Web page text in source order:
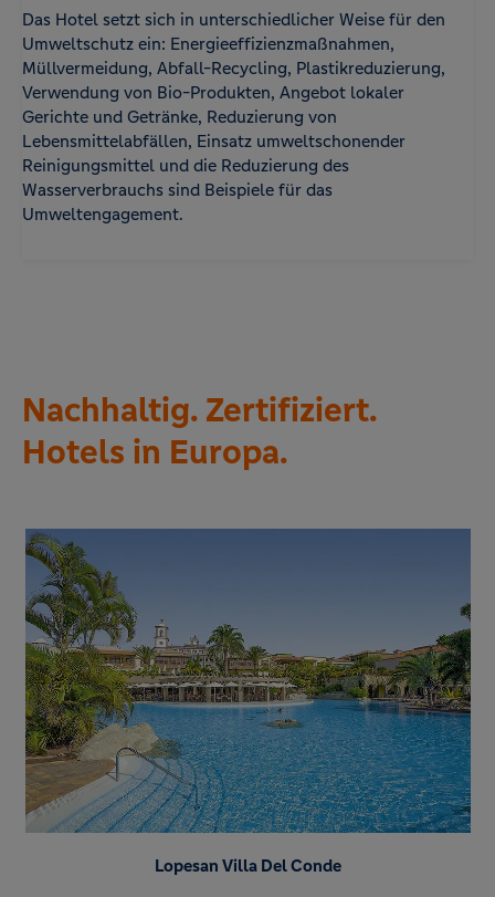
Das Hotel setzt sich in unterschiedlicher Weise für den
Umweltschutz ein: Energieeffizienzmaßnahmen,
Müllvermeidung, Abfall-Recycling, Plastikreduzierung,
Verwendung von Bio-Produkten, Angebot lokaler
Gerichte und Getränke, Reduzierung von
Lebensmittelabfällen, Einsatz umweltschonender
Reinigungsmittel und die Reduzierung des
Wasserverbrauchs sind Beispiele für das
Umweltengagement.
Nachhaltig. Zertifiziert.
Hotels in Europa.
Lopesan Villa Del Conde